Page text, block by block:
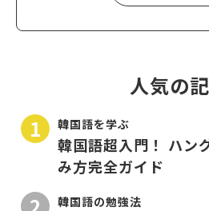
人気の
韓国語を学ぶ
韓国語超入門！ ハン
み方完全ガイド
韓国語の勉強法